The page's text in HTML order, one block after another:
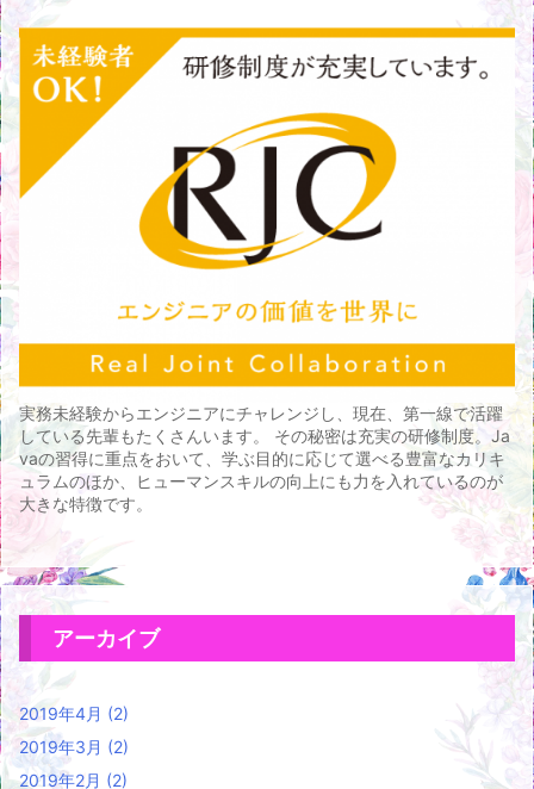
実務未経験からエンジニアにチャレンジし、現在、第一線で活躍
している先輩もたくさんいます。 その秘密は充実の研修制度。Ja
vaの習得に重点をおいて、学ぶ目的に応じて選べる豊富なカリキ
ュラムのほか、ヒューマンスキルの向上にも力を入れているのが
大きな特徴です。
アーカイブ
2019年4月 (2)
2019年3月 (2)
2019年2月 (2)